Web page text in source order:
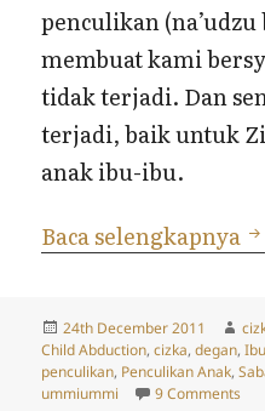
penculikan
membuat kami
tidak terjadi. Dan
terjadi, baik untuk
anak ibu-ibu.
Baca selengkapnya
Posted
on
24th December 2011
Child Abduction,cizka,degan,Ibu
penculikan, Penculikan Anak,
ummiummi
9 Commentson